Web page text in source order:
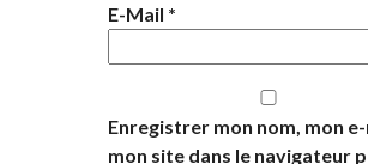
E-Mail *
Enregistrer mon nom, mon
mon site dans le navigateur